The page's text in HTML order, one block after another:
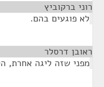
רוני ברקוביץ
לא פוגעים בהם.
ראובן דרסלר
מפני שזה ליגה אחרת, הילד בן 25 עם כאב